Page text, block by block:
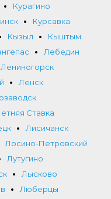
Курагино
Курсавка
Кызыл
Кыштым
Лебедин
Лениногорск
Ленск
Ставка
Лисичанск
Лосино-Петровский
Лутугино
Лысково
Люберцы